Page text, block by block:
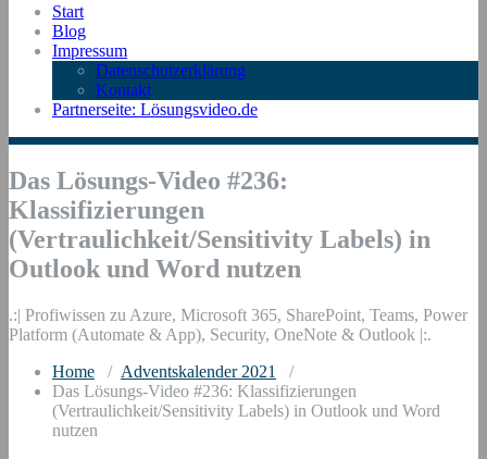
Start
Blog
Impressum
Datenschutzerklärung
Kontakt
Partnerseite: Lösungsvideo.de
Das Lösungs-Video #236:
Klassifizierungen
(Vertraulichkeit/Sensitivity Labels) in
Outlook und Word nutzen
.:| Profiwissen zu Azure, Microsoft 365, SharePoint, Teams, Power
Platform (Automate & App), Security, OneNote & Outlook |:.
Home / Adventskalender 2021
/
Das Lösungs-Video #236: Klassifizierungen
(Vertraulichkeit/Sensitivity Labels) in Outlook und Word
nutzen